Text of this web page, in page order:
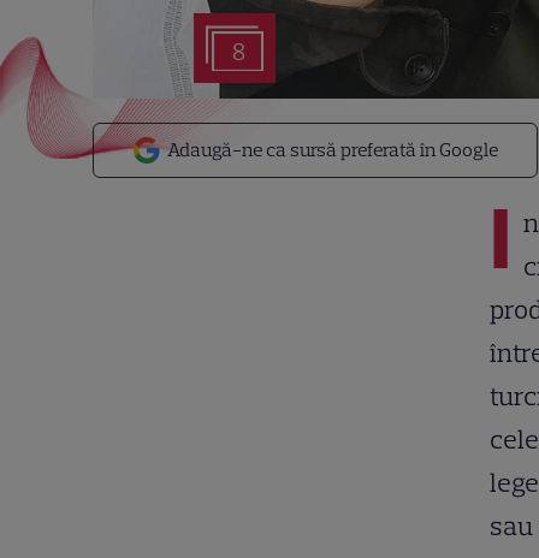
8
Adaugă-ne ca sursă preferată în Google
I
sau